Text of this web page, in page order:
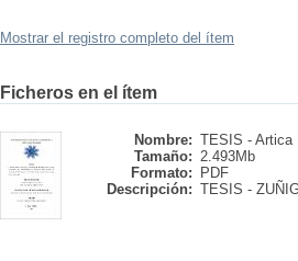
Mostrar el registro completo del ítem
Ficheros en el ítem
Nombre: TESIS - Artica
Tamaño: 2.493Mb
Formato:
PDF
Descripción: TESIS -